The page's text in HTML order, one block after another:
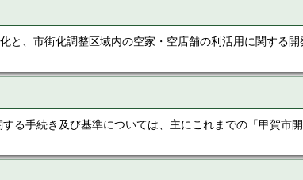
と、市街化調整区域内の空家・空店舗の利活用に関する
る手続き及び基準については、主にこれまでの「甲賀市